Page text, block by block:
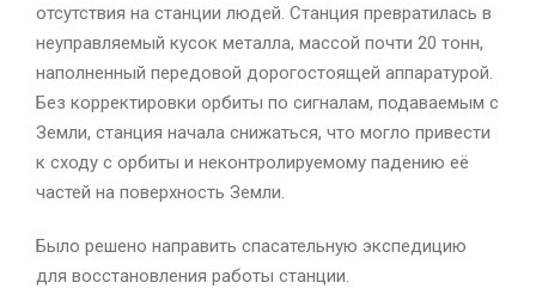
отсутствия на станции людей. Станция превратилась в
неуправляемый кусок металла, массой почти 20 тонн,
наполненный передовой дорогостоящей аппаратурой.
Без корректировки орбиты по сигналам, подаваемым с
Земли, станция начала снижаться, что могло привести
к сходу с орбиты и неконтролируемому падению её
частей на поверхность Земли.
Было решено направить спасательную экспедицию
для восстановления работы станции.